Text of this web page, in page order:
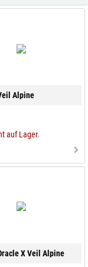
Alpine
auf Lager.
X Veil Alpine